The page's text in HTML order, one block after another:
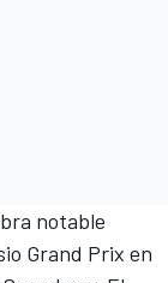
notable
Grand Prix en